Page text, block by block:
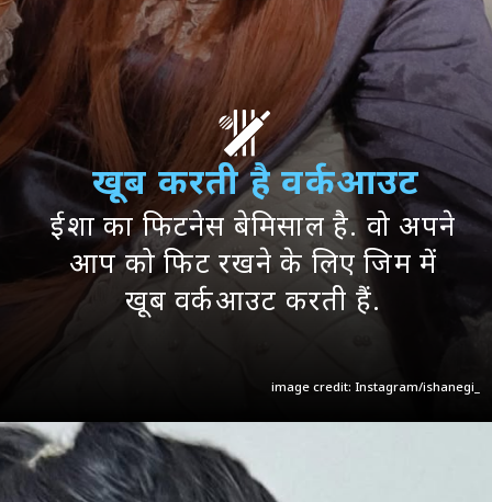
खूब करती है वर्कआउट
ईशा का फिटनेस बेमिसाल है. वो अपने
आप को फिट रखने के लिए जिम में
खूब वर्कआउट करती हैं.
image credit: Instagram/ishanegi_